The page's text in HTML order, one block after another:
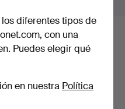
existentes
coinciden con
diferentes tipos de
con una
Puedes elegir qué
en nuestra Política